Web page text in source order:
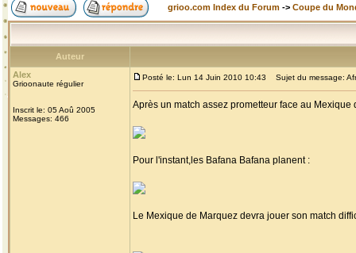
grioo.com Index du Forum -> Coupe du
Auteur
Alex
Grioonaute régulier
Inscrit le: 05 Aoû 2005
Messages: 466
Posté le: Lun 14 Juin 2010 10:43 Sujet du message:
Après un match assez prometteur face au
Pour l'instant,les Bafana Bafana planent :
Le Mexique de Marquez devra jouer son match